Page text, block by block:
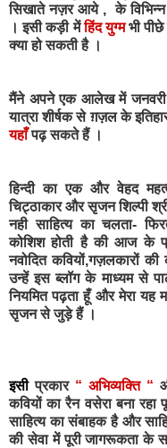
सिखाते नज़र आये , के
। इसी कड़ी में हिंद युग्मभी
क्या हो सकती है ।
मैंने अपने एक आलेख में
यात्रा शीर्षक से ग़ज़ल के
यहाँ पढ़ सकते हैं ।
हिन्दी का एक और वेहद
चिट्ठाकार और सृजन शिल्पी
नही साहित्य का चलता-
कोशिश होती है की आज के
नवोदित कवियों,गज़लकारों
उन्हें इस ब्लॉग के माध्यम से
नियमित पढ़ता हूँ और मेरा यह
सृजन से जुड़े हैं ।
इसीप्रकार “ अभिव्यक्ति “
कवियों का रैन वसेरा बना रहा
साहित्य का संबाहक है और
की सेवा में पूरी जागरूकता के